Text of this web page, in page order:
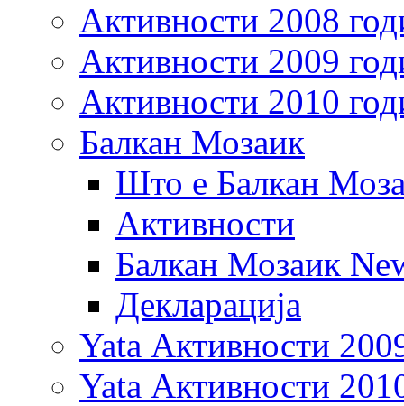
Активности 2008
Активности 2009
Активности 2010
Балкан Мозаик
Што е Балкан
Активности
Балкан Мозаик
Декларација
Yata Активности
Yata Активности